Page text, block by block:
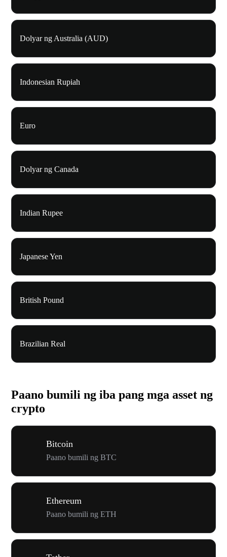
Dolyar ng Australia (AUD)
Indonesian Rupiah
Euro
Dolyar ng Canada
Indian Rupee
Japanese Yen
British Pound
Brazilian Real
Paano bumili ng iba pang mga asset ng
crypto
Bitcoin
Paano bumili ng BTC
Ethereum
Paano bumili ng ETH